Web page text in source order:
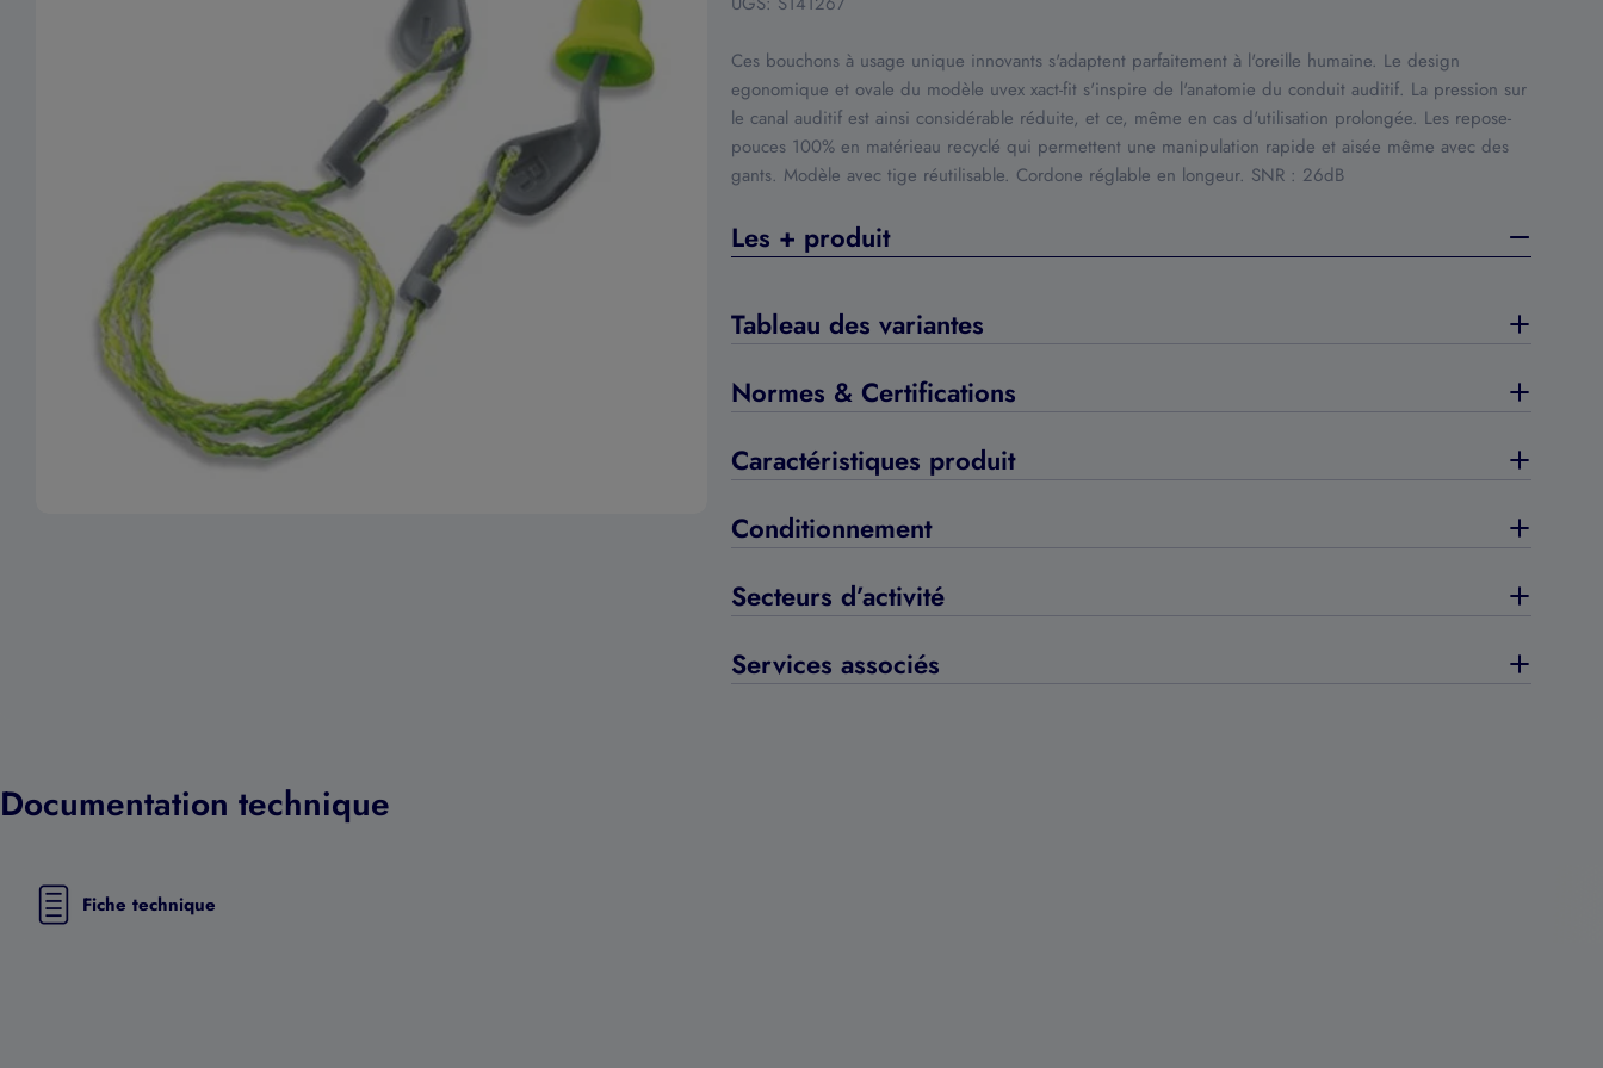
Ouvrir le média 0 en mode modal
Ces bouchons à usage unique innovants s'adaptent parfaitement à l'oreille humaine. Le design
egonomique et ovale du modèle uvex xact-fit s'inspire de l'anatomie du conduit auditif. La pression sur
le canal auditif est ainsi considérable réduite, et ce, même en cas d'utilisation prolongée. Les repose-
pouces 100% en matérieau recyclé qui permettent une manipulation rapide et aisée même avec des
gants. Modèle avec tige réutilisable. Cordone réglable en longeur. SNR : 26dB
Les + produit
Tableau des variantes
Normes & Certifications
Caractéristiques produit
Conditionnement
Secteurs d’activité
Services associés
Documentation technique
Fiche technique